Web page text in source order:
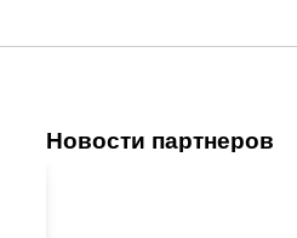
Новости партнеров